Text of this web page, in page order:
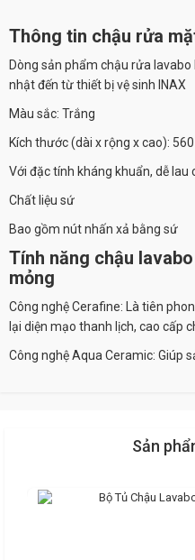
Thông tin chậu rửa
Dòng sản phẩm chậu rửa
nhật đến từ thiết bị vệ sinh INAX
Màu sắc: Trắng
Kích thước (dài x rộng x cao):
Với đặc tính kháng khuẩn, dễ lau
Chất liệu sứ
Bao gồm nút nhấn xả bằng sứ
Tính năng chậu
mỏng
Công nghệ Cerafine: Là tiên
lại diện mạo thanh lịch, cao cấp
Công nghệ Aqua Ceramic: Giúp
Sản